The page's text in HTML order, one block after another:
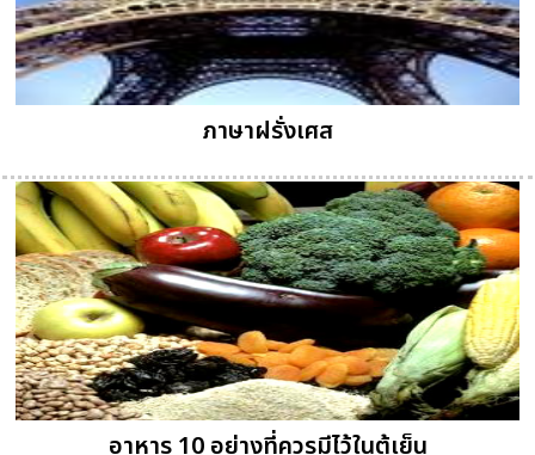
ภาษาฝรั่งเศส
อาหาร 10 อย่างที่ควรมีไว้ในตู้เย็น